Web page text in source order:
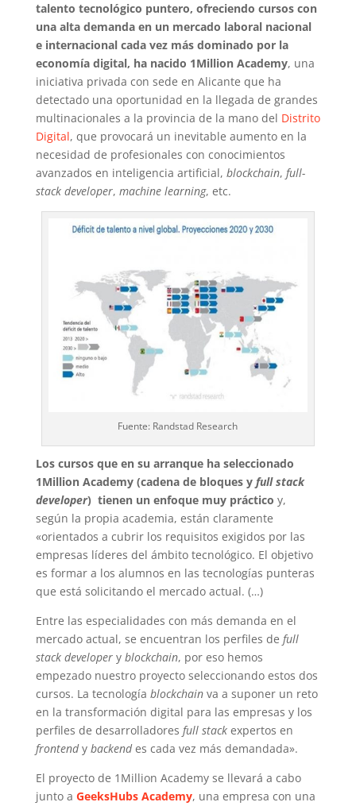
talento tecnológico puntero, ofreciendo cursos con
una alta demanda en un mercado laboral nacional
e internacional cada vez más dominado por la
economía digital, ha nacido 1Million Academy, una
iniciativa privada con sede en Alicante que ha
detectado una oportunidad en la llegada de grandes
multinacionales a la provincia de la mano del Distrito
Digital, que provocará un inevitable aumento en la
necesidad de profesionales con conocimientos
avanzados en inteligencia artificial, blockchain, full-
stack developer, machine learning, etc.
Fuente: Randstad Research
Los cursos que en su arranque ha seleccionado
1Million Academy (cadena de bloques y full stack
developer) tienen un enfoque muy práctico y,
según la propia academia, están claramente
«orientados a cubrir los requisitos exigidos por las
empresas líderes del ámbito tecnológico. El objetivo
es formar a los alumnos en las tecnologías punteras
que está solicitando el mercado actual. (…)
Entre las especialidades con más demanda en el
mercado actual, se encuentran los perfiles de full
stack developery blockchain, por eso hemos
empezado nuestro proyecto seleccionando estos dos
cursos. La tecnología blockchainva a suponer un reto
en la transformación digital para las empresas y los
perfiles de desarrolladores full stackexpertos en
frontendy backendes cada vez más demandada».
El proyecto de 1Million Academy se llevará a cabo
junto a GeeksHubs Academy, una empresa con una